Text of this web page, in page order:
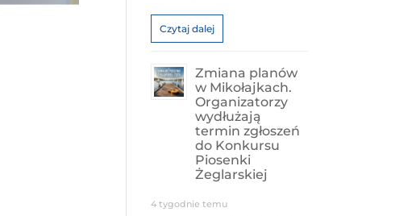
Czytaj dalej
Zmiana planów
w Mikołajkach.
Organizatorzy
wydłużają
termin zgłoszeń
do Konkursu
Piosenki
Żeglarskiej
4 tygodnie temu